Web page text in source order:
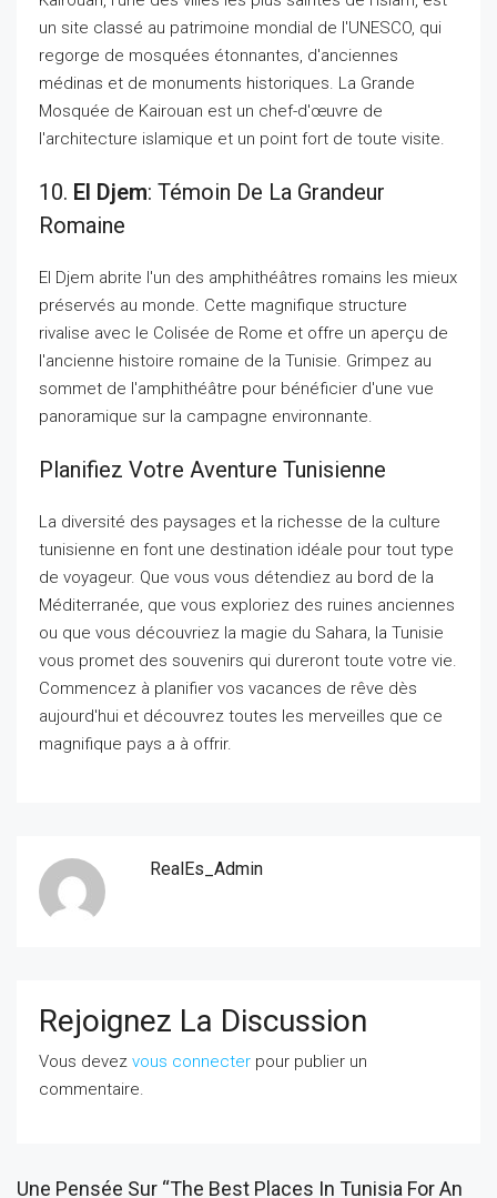
un site classé au patrimoine mondial de l'UNESCO, qui
regorge de mosquées étonnantes, d'anciennes
médinas et de monuments historiques. La Grande
Mosquée de Kairouan est un chef-d'œuvre de
l'architecture islamique et un point fort de toute visite.
10. El Djem: Témoin De La Grandeur
Romaine
El Djem abrite l'un des amphithéâtres romains les mieux
préservés au monde. Cette magnifique structure
rivalise avec le Colisée de Rome et offre un aperçu de
l'ancienne histoire romaine de la Tunisie. Grimpez au
sommet de l'amphithéâtre pour bénéficier d'une vue
panoramique sur la campagne environnante.
Planifiez Votre Aventure Tunisienne
La diversité des paysages et la richesse de la culture
tunisienne en font une destination idéale pour tout type
de voyageur. Que vous vous détendiez au bord de la
Méditerranée, que vous exploriez des ruines anciennes
ou que vous découvriez la magie du Sahara, la Tunisie
vous promet des souvenirs qui dureront toute votre vie.
Commencez à planifier vos vacances de rêve dès
aujourd'hui et découvrez toutes les merveilles que ce
magnifique pays a à offrir.
RealEs_Admin
Rejoignez La Discussion
Vous devez vous connecter pour publier un
commentaire.
Une Pensée Sur “The Best Places In Tunisia For An